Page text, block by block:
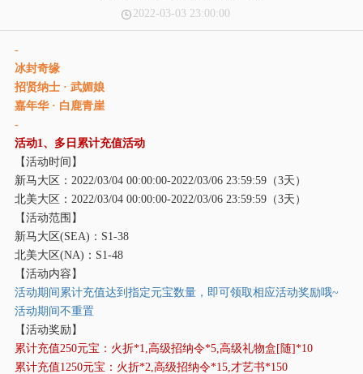
2022-03-03 23:00:00
-
冰封奇缘
招贤纳士 · 武媚娘
嘉年华· 白鹿青崖
-
活动1、多日累计充值活动
【活动时间】
新马大区： 2022/03/04 00:00:00-2022/03/06 23:59:59（3天）
北美大区： 2022/03/04 00:00:00-2022/03/06 23:59:59（3天）
【活动范围】
新马大区(SEA)：S1-38
北美大区(NA)：S1-48
【活动内容】
活动期间累计充值达到指定元宝数量，即可领取相应活动奖励哦~
活动期间不重置
【活动奖励】
累计充值250元宝：火折*1,高级招纳令*5,高级礼物盒[随]*10
累计充值1250元宝：火折*2,高级招纳令*15,才艺书*150